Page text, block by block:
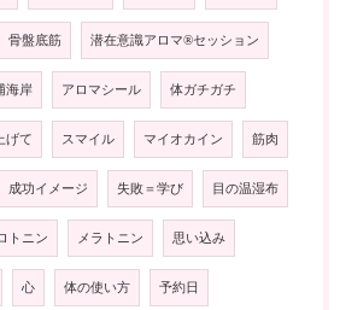
骨盤底筋 潜在意識アロマ®️セッション
海岸 アロマシール 体ガチガチ
げて スマイル マイオカイン 筋肉
成功イメージ 失敗＝学び 目の温湿布
トニン メラトニン 思い込み
心 体の使い方 予約日